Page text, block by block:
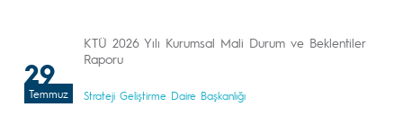
29
Temmuz
KTÜ 2026 Yılı Kurumsal Mali Durum ve Beklentiler
Raporu
Strateji Geliştirme Daire Başkanlığı